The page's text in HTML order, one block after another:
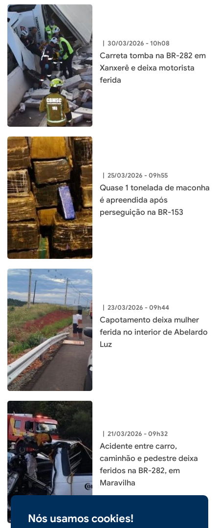
Nós usamos cookies!
30/03/2026 - 10h08
Carreta tomba na BR-282 em
Xanxerê e deixa motorista
ferida
25/03/2026 - 09h55
Quase 1 tonelada de maconha
é apreendida após
perseguição na BR-153
23/03/2026 - 09h44
Capotamento deixa mulher
ferida no interior de Abelardo
Luz
| 21/03/2026 - 09h32
Acidente entre carro,
caminhão e pedestre deixa
feridos na BR-282, em
Maravilha